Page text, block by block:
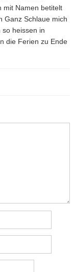
mit Namen betitelt
Ganz Schlaue mich
so heissen in
die Ferien zu Ende